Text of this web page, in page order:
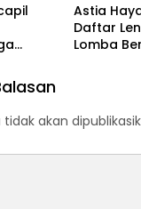
Astia
Daftar
Lomba
akan